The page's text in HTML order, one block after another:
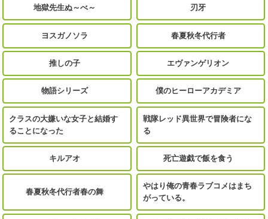
地獄先生ぬ～べ～ 刃牙
ヨスガノソラ 春夏秋冬代行者
推しの子 エヴァンゲリオン
物語シリーズ 僕のヒーローアカデミア
クラスの大嫌いな女子と結婚す
ることになった
戦隊レッド異世界で冒険者にな
る
キルアオ 死亡遊戯で飯を食う
春夏秋冬代行者春の舞
やはり俺の青春ラブコメはまち
がっている。